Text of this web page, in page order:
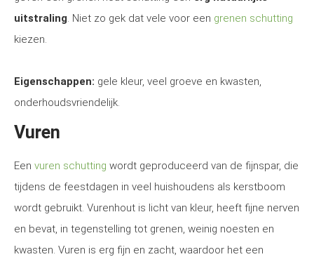
uitstraling. Niet zo gek dat vele voor een grenen schutting
kiezen.
Eigenschappen: gele kleur, veel groeve en kwasten,
onderhoudsvriendelijk.
Vuren
Een vuren schutting wordt geproduceerd van de fijnspar, die
tijdens de feestdagen in veel huishoudens als kerstboom
wordt gebruikt. Vurenhout is licht van kleur, heeft fijne nerven
en bevat, in tegenstelling tot grenen, weinig noesten en
kwasten. Vuren is erg fijn en zacht, waardoor het een